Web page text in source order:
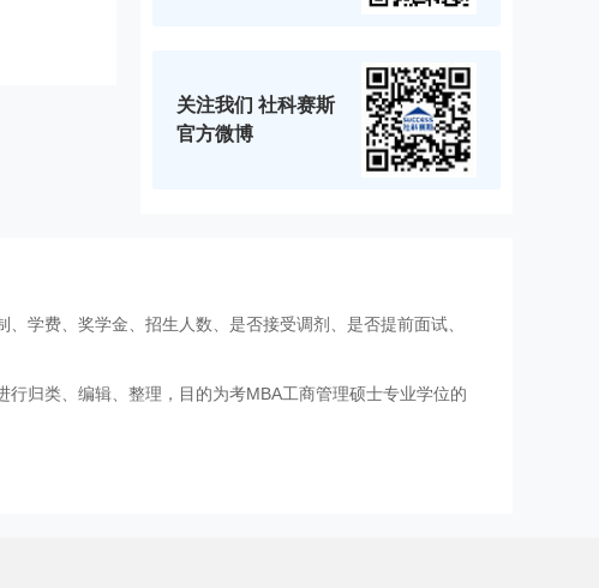
关注我们 社科赛斯
官方微博
学费、奖学金、招生人数、是否接受调剂、是否提前面试、
归类、编辑、整理，目的为考MBA工商管理硕士专业学位的